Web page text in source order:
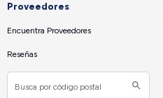
Proveedores
Encuentra Proveedores
Reseñas